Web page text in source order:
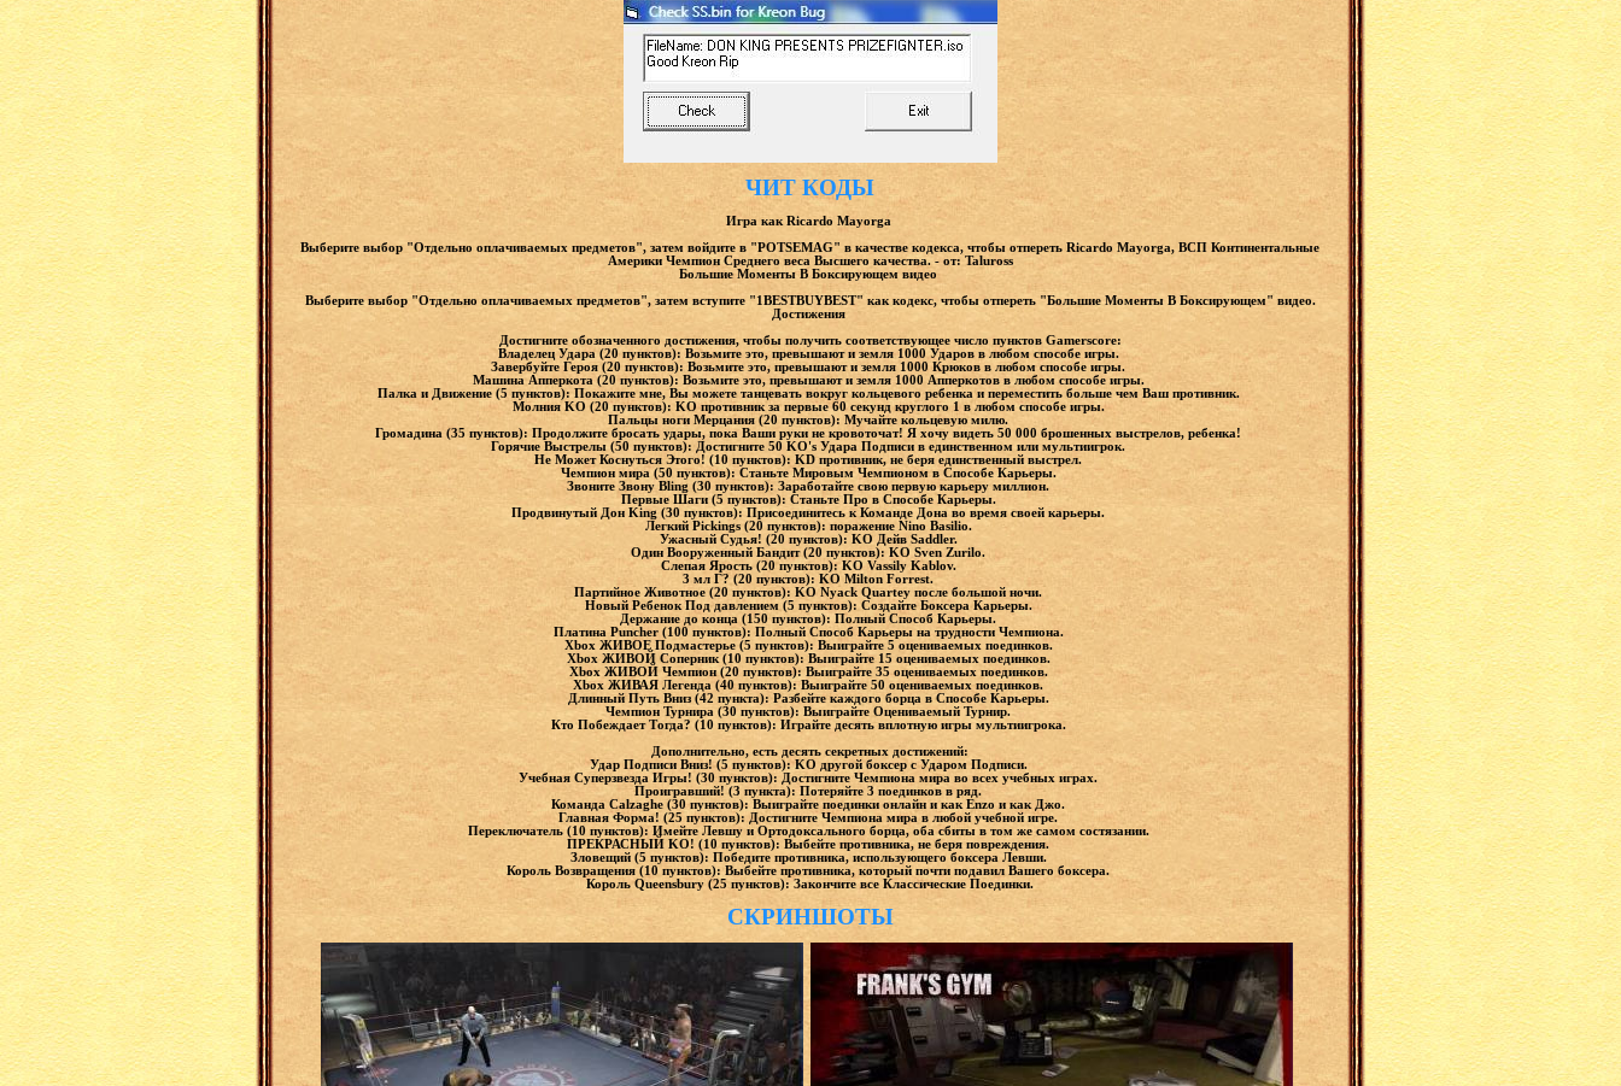
ЧИТ КОДЫ
Игра как Ricardo Mayorga
Выберите выбор "Отдельно оплачиваемых предметов", затем войдите в "POTSEMAG" в качестве кодекса, чтобы отпереть Ricardo Mayorga, ВСП Континентальные
Америки Чемпион Среднего веса Высшего качества. - от: Taluross
Большие Моменты В Боксирующем видео
Выберите выбор "Отдельно оплачиваемых предметов", затем вступите "1BESTBUYBEST" как кодекс, чтобы отпереть "Большие Моменты В Боксирующем" видео.
Достижения
Достигните обозначенного достижения, чтобы получить соответствующее число пунктов Gamerscore:
Владелец Удара (20 пунктов): Возьмите это, превышают и земля 1000 Ударов в любом способе игры.
Завербуйте Героя (20 пунктов): Возьмите это, превышают и земля 1000 Крюков в любом способе игры.
Машина Апперкота (20 пунктов): Возьмите это, превышают и земля 1000 Апперкотов в любом способе игры.
Палка и Движение (5 пунктов): Покажите мне, Вы можете танцевать вокруг кольцевого ребенка и переместить больше чем Ваш противник.
Молния KO (20 пунктов): KO противник за первые 60 секунд круглого 1 в любом способе игры.
Пальцы ноги Мерцания (20 пунктов): Мучайте кольцевую милю.
Громадина (35 пунктов): Продолжите бросать удары, пока Ваши руки не кровоточат! Я хочу видеть 50 000 брошенных выстрелов, ребенка!
Горячие Выстрелы (50 пунктов): Достигните 50 KO's Удара Подписи в единственном или мультиигрок.
Не Может Коснуться Этого! (10 пунктов): KD противник, не беря единственный выстрел.
Чемпион мира (50 пунктов): Станьте Мировым Чемпионом в Способе Карьеры.
Звоните Звону Bling (30 пунктов): Заработайте свою первую карьеру миллион.
Первые Шаги (5 пунктов): Станьте Про в Способе Карьеры.
Продвинутый Дон King (30 пунктов): Присоединитесь к Команде Дона во время своей карьеры.
Легкий Pickings (20 пунктов): поражение Nino Basilio.
Ужасный Судья! (20 пунктов): KO Дейв Saddler.
Один Вооруженный Бандит (20 пунктов): KO Sven Zurilo.
Слепая Ярость (20 пунктов): KO Vassily Kablov.
3 мл Г? (20 пунктов): KO Milton Forrest.
Партийное Животное (20 пунктов): KO Nyack Quartey после большой ночи.
Новый Ребенок Под давлением (5 пунктов): Создайте Боксера Карьеры.
Держание до конца (150 пунктов): Полный Способ Карьеры.
Платина Puncher (100 пунктов): Полный Способ Карьеры на трудности Чемпиона.
Xbox ЖИВОЕ Подмастерье (5 пунктов): Выиграйте 5 оцениваемых поединков.
Xbox ЖИВОЙ Соперник (10 пунктов): Выиграйте 15 оцениваемых поединков.
Xbox ЖИВОЙ Чемпион (20 пунктов): Выиграйте 35 оцениваемых поединков.
Xbox ЖИВАЯ Легенда (40 пунктов): Выиграйте 50 оцениваемых поединков.
Длинный Путь Вниз (42 пункта): Разбейте каждого борца в Способе Карьеры.
Чемпион Турнира (30 пунктов): Выиграйте Оцениваемый Турнир.
Кто Побеждает Тогда? (10 пунктов): Играйте десять вплотную игры мультиигрока.
Дополнительно, есть десять секретных достижений:
Удар Подписи Вниз! (5 пунктов): KO другой боксер с Ударом Подписи.
Учебная Суперзвезда Игры! (30 пунктов): Достигните Чемпиона мира во всех учебных играх.
Проигравший! (3 пункта): Потеряйте 3 поединков в ряд.
Команда Calzaghe (30 пунктов): Выиграйте поединки онлайн и как Enzo и как Джо.
Главная Форма! (25 пунктов): Достигните Чемпиона мира в любой учебной игре.
Переключатель (10 пунктов): Имейте Левшу и Ортодоксального борца, оба сбиты в том же самом состязании.
ПРЕКРАСНЫЙ KO! (10 пунктов): Выбейте противника, не беря повреждения.
Зловещий (5 пунктов): Победите противника, использующего боксера Левши.
Король Возвращения (10 пунктов): Выбейте противника, который почти подавил Вашего боксера.
Король Queensbury (25 пунктов): Закончите все Классические Поединки.
СКРИНШОТЫ